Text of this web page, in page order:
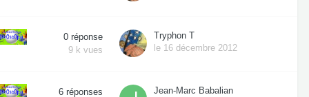
0 réponse
9 k vues
Tryphon T
le 16 décembre 2012
6 réponses Jean-Marc Babalian